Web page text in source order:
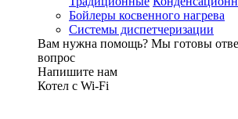
Бойлеры косвенного нагрева
Системы диспетчеризации
Вам нужна помощь? Мы готовы
вопрос
Напишите нам
Котел с Wi-Fi